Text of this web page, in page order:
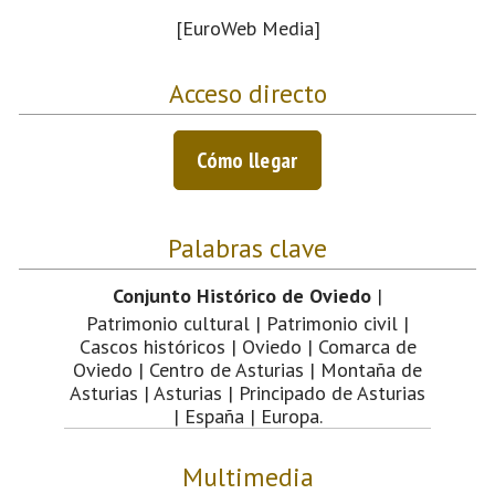
[EuroWeb Media]
Acceso directo
Cómo llegar
Palabras clave
Conjunto Histórico de Oviedo |
Patrimonio cultural | Patrimonio civil |
Cascos históricos | Oviedo | Comarca de
Oviedo | Centro de Asturias | Montaña de
Asturias | Asturias | Principado de Asturias
| España | Europa.
Multimedia